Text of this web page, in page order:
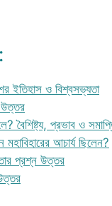
ইতিহাস ও বিশ্বসভ্যতা
উত্তর
বৈশিষ্ট্য, প্রভাব ও
আচার্য ছিলেন?
প্রশ্ন উত্তর